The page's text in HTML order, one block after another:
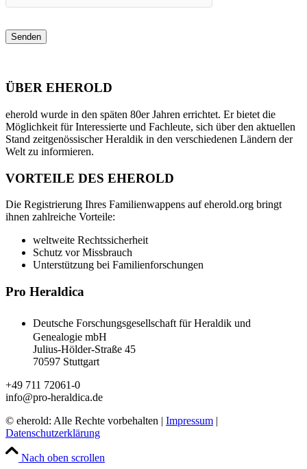
ÜBER EHEROLD
eherold wurde in den späten 80er Jahren errichtet. Er bietet die
Möglichkeit für Interessierte und Fachleute, sich über den aktuellen
Stand zeitgenössischer Heraldik in den verschiedenen Ländern der
Welt zu informieren.
VORTEILE DES EHEROLD
Die Registrierung Ihres Familienwappens auf eherold.org bringt
ihnen zahlreiche Vorteile:
weltweite Rechtssicherheit
Schutz vor Missbrauch
Unterstützung bei Familienforschungen
Pro Heraldica
Deutsche Forschungsgesellschaft für Heraldik und
Genealogie mbH
Julius-Hölder-Straße 45
70597 Stuttgart
+49 711 72061-0
info@pro-heraldica.de
© eherold: Alle Rechte vorbehalten | Impressum |
Datenschutzerklärung
Nach oben scrollen